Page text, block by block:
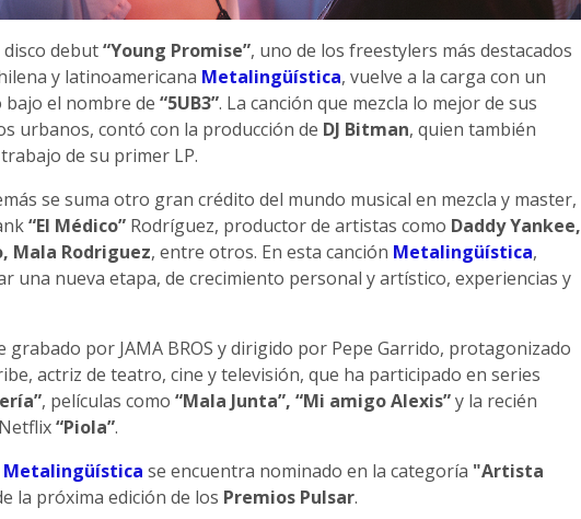
debut“Young Promise”, uno de los freestylers más destacados
y latinoamericana Metalingüística, vuelve a la carga con un
bajo el nombre de “5UB3”. La canción que mezcla lo mejor de sus
urbanos, contó con la producción de DJ Bitman, quien también
de su primer LP.
se suma otro gran crédito del mundo musical en mezcla y master,
“El Médico”Rodríguez, productor de artistas como Daddy Yankee,
Mala Rodriguez, entre otros. En esta canción Metalingüística,
una nueva etapa, de crecimiento personal y artístico, experiencias y
grabado por JAMA BROS y dirigido por Pepe Garrido, protagonizado
actriz de teatro, cine y televisión, que ha participado en series
, películas como “Mala Junta”, “Mi amigo Alexis”y la recién
“Piola”.
Metalingüística se encuentra nominado en la categoría "Artista
la próxima edición de los Premios Pulsar.